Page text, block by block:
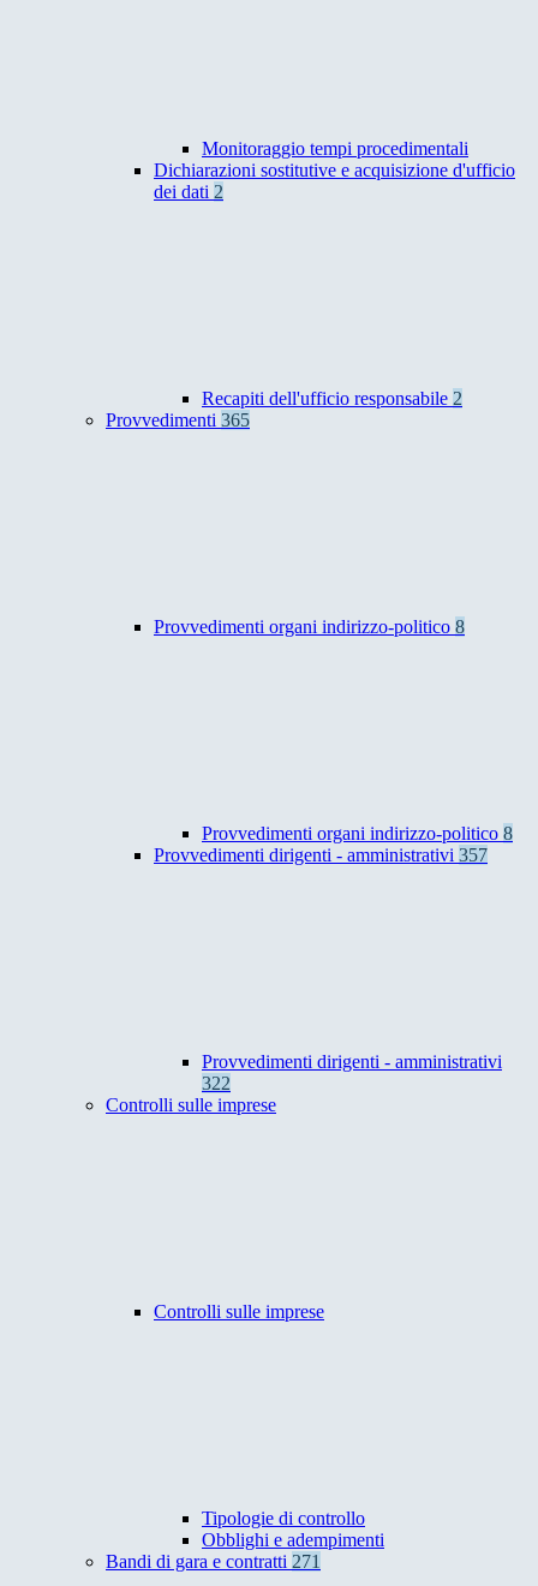
Monitoraggio tempi procedimentali
Dichiarazioni sostitutive e acquisizione d'ufficio
dei dati 2
Recapiti dell'ufficio responsabile 2
Provvedimenti 365
Provvedimenti organi indirizzo-politico 8
Provvedimenti organi indirizzo-politico 8
Provvedimenti dirigenti - amministrativi 357
Provvedimenti dirigenti - amministrativi
322
Controlli sulle imprese
Controlli sulle imprese
Tipologie di controllo
Obblighi e adempimenti
Bandi di gara e contratti 271